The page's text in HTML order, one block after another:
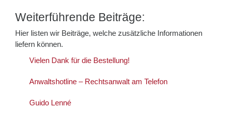
Weiterführende Beiträge:
Hier listen wir Beiträge, welche zusätzliche Informationen
liefern können.
Vielen Dank für die Bestellung!
Anwaltshotline – Rechtsanwalt am Telefon
Guido Lenné